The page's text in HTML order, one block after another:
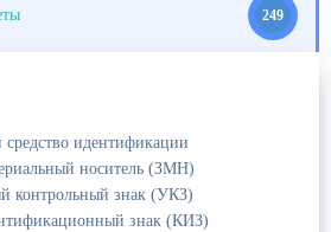
249
идентификации
носитель (ЗМН)
контрольный знак (УКЗ)
знак (КИЗ)